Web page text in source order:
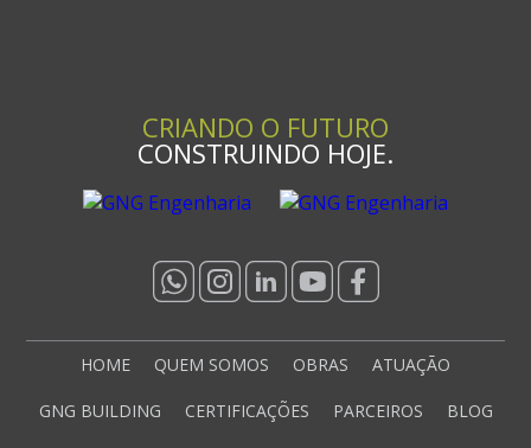
CRIANDO O FUTURO
CONSTRUINDO HOJE.
HOME QUEM SOMOS OBRAS ATUAÇÃO
GNG BUILDING CERTIFICAÇÕES PARCEIROS BLOG